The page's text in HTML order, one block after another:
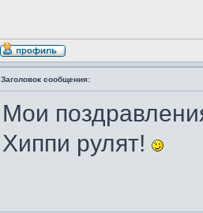
Заголовок сообщения:
Мои
Хиппи рулят!